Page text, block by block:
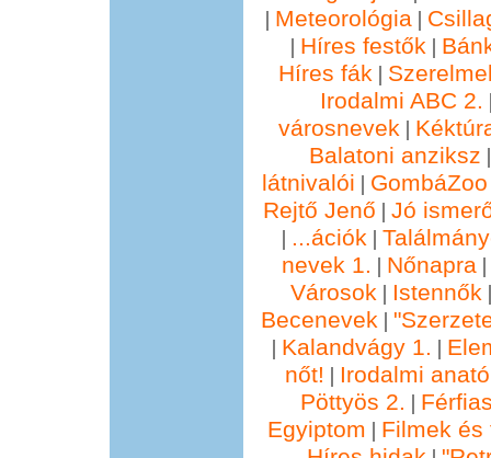
| Meteorológia|
| Híres festők |
Híres fák |
Irodalmi ABC 2.
városnevek |
Balatoni anziksz
látnivalói |
Rejtő Jenő | Jó
| ...ációk |
nevek 1. | Nőnapra|
Városok | Istennők
Becenevek |
| Kalandvágy 1. |
nőt! | Irodalmi
Pöttyös 2. |
Egyiptom | Filmek és